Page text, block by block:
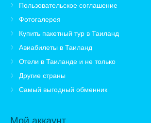
Пользовательское соглашение
Фотогалерея
Купить пакетный тур в Таиланд
Авиабилеты в Таиланд
Отели в Таиланде и не только
Другие страны
Самый выгодный обменник
Мой аккаунт